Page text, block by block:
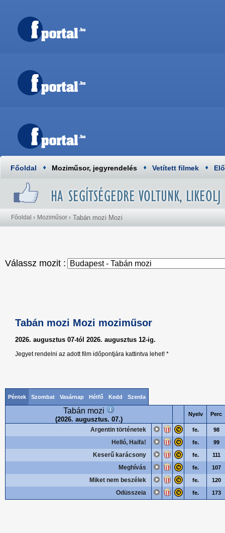
Főoldal Moziműsor, jegyrendelés Vetített filmek
Főoldal › Moziműsor › Tabán mozi Mozi
Válassz mozit :
Tabán mozi Mozi moziműsor
2026. augusztus 07-tól 2026. augusztus 12-ig.
Jegyet rendelni az adott film időpontjára kattintva lehet! *
Péntek Szombat Vasárnap Hétfő Kedd Szerda
Tabán mozi
(2026. augusztus. 07.)
Nyelv Perc
Argentin történetek fe. 98
Helló, Haifa! fe. 99
Keserű karácsony fe. 111
Meghívás fe. 107
Miket nem beszélek fe. 120
Odüsszeia fe. 173